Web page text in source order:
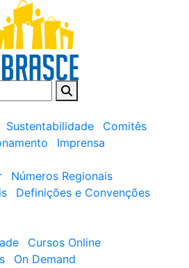
Sustentabilidade
Comitês
Imprensa
Números Regionais
Definições e Convenções
Cursos Online
On Demand